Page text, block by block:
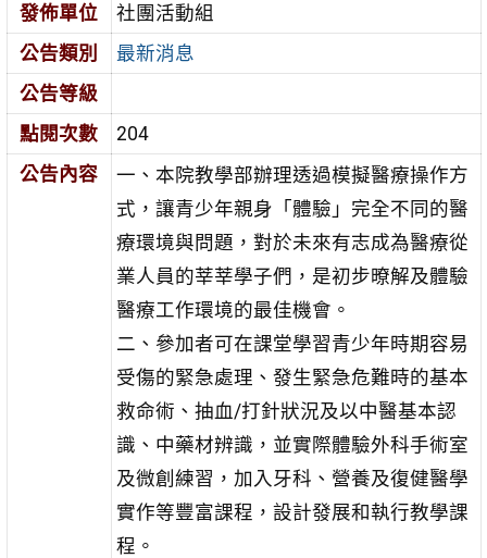
發佈單位
社團活動組
公告類別
最新消息
公告等級
點閱次數
204
公告內容
一、本院教學部辦理透過模擬醫療操作方
式，讓青少年親身「體驗」完全不同的醫
療環境與問題，對於未來有志成為醫療從
業人員的莘莘學子們，是初步暸解及體驗
醫療工作環境的最佳機會。
二、參加者可在課堂學習青少年時期容易
受傷的緊急處理、發生緊急危難時的基本
救命術、抽血/打針狀況及以中醫基本認
識、中藥材辨識，並實際體驗外科手術室
及微創練習，加入牙科、營養及復健醫學
實作等豐富課程，設計發展和執行教學課
程。